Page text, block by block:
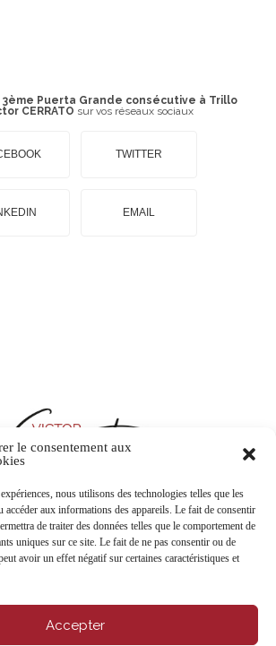
le consentement aux
nous utilisons des technologies telles que les
accéder aux informations des appareils. Le fait de consentir
de traiter des données telles que le comportement de
uniques sur ce site. Le fait de ne pas consentir ou de
avoir un effet négatif sur certaines caractéristiques et
Accepter
3ème Puerta Grande consécutive à Trillo
CERRATO sur vos réseaux sociaux
TWITTER
EMAIL
CONTACTEZ-NOUS